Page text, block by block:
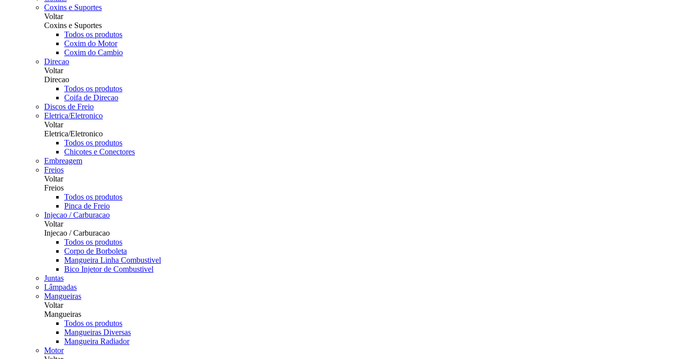
Coxins e Suportes
Voltar
Coxins e Suportes
Todos os produtos
Coxim do Motor
Coxim do Cambio
Direcao
Voltar
Direcao
Todos os produtos
Coifa de Direcao
Discos de Freio
Eletrica/Eletronico
Voltar
Eletrica/Eletronico
Todos os produtos
Chicotes e Conectores
Embreagem
Freios
Voltar
Freios
Todos os produtos
Pinca de Freio
Injecao / Carburacao
Voltar
Injecao / Carburacao
Todos os produtos
Corpo de Borboleta
Mangueira Linha Combustivel
Bico Injetor de Combustivel
Juntas
Lâmpadas
Mangueiras
Voltar
Mangueiras
Todos os produtos
Mangueiras Diversas
Mangueira Radiador
Motor